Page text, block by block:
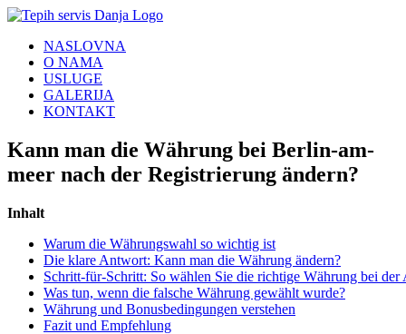
Skip
contentNASLOVNA
O NAMA
USLUGE
GALERIJA
KONTAKT
Kann man die Währung bei Berlin-am-
meer nach der Registrierung ändern?
Inhalt
Warum die Währungswahl so wichtig ist
Die klare Antwort: Kann man die Währung ändern?
Schritt-für-Schritt: So wählen Sie die richtige Währung bei der
Was tun, wenn die falsche Währung gewählt wurde?
Währung und Bonusbedingungen verstehen
Fazit und Empfehlung